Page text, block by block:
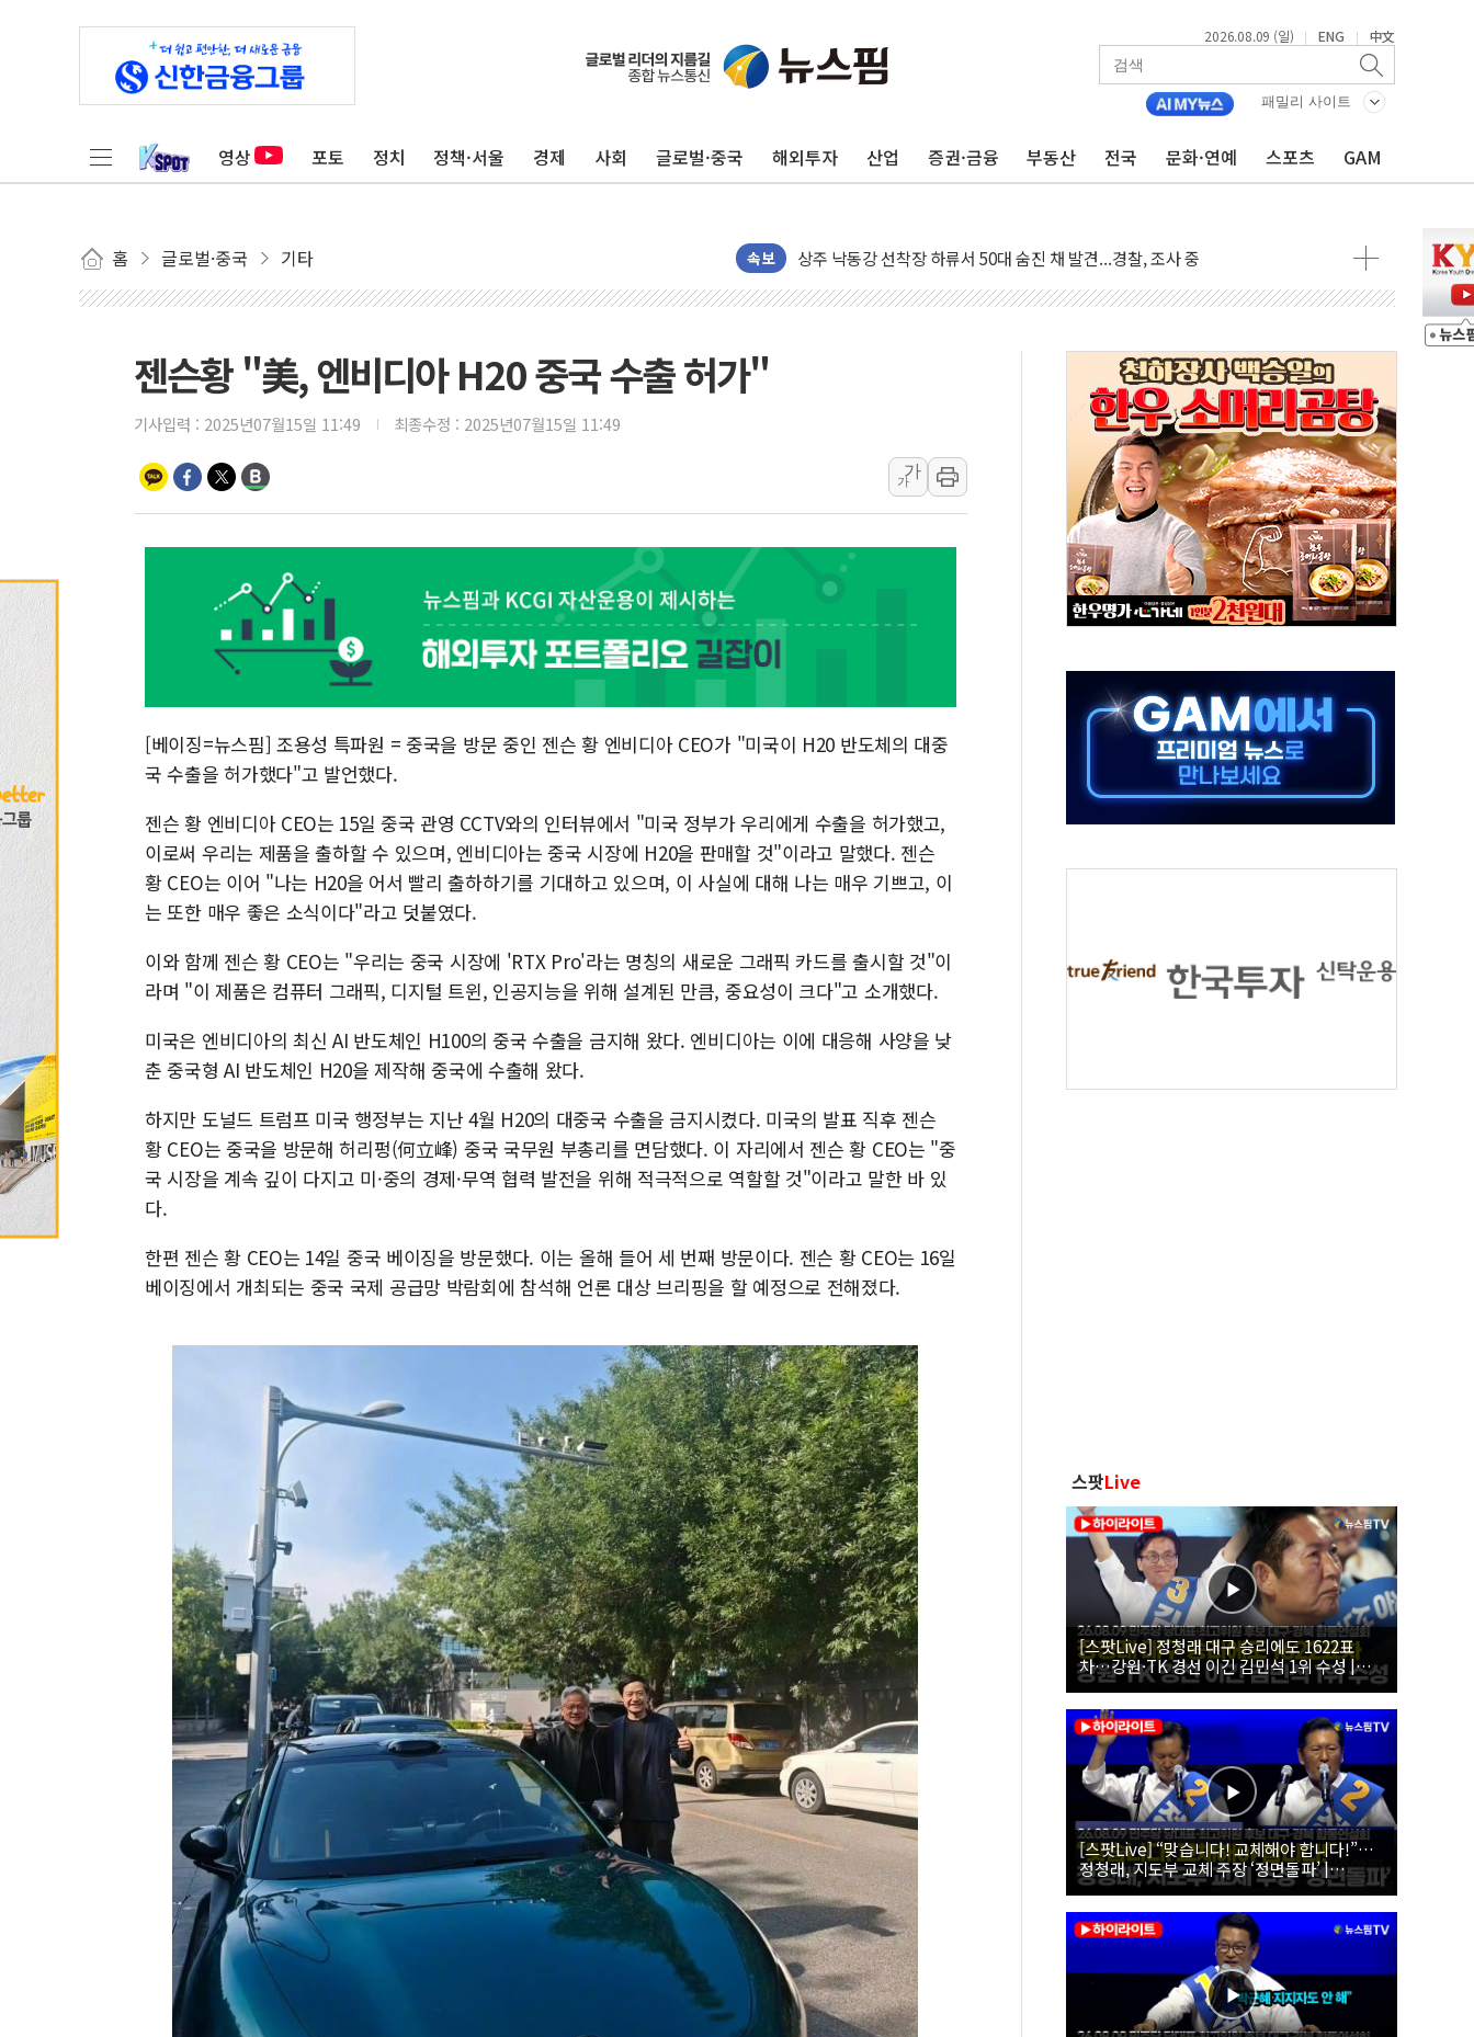
2026.08.09 (일) | ENG | 中文
패밀리 사이트
영상 포토 정치 정책·서울 경제 사회 글로벌·중국 해외투자 산업 증권·금융 부동산 전국 문화·연예 스포츠 GAM
홈 글로벌·중국 기타 속보
평택 진위면 공장서 질식사고 발생…작업자 1명 숨져
상주 낙동강 선착장 하류서 50대 숨진 채 발견...경찰, 조사 중
[종합] 김민석, 정청래에 누적 '1.48%p' 차 선두 유지...金 46.01% vs 鄭 44.53%
인천서 말다툼 중 어머니 살해 10대 구속…범행 후 반려견도 죽여
김민석, 강원·대구·경북 경선서 정청래에 승리…金 48.54% vs 鄭 44.40%
[속보] 민주, 강원·대구·경북 경선 결과...김민석 48.54% 정청래 44.40%
[속보] 민주, 경북 경선 결과 발표...김민석 47.37% 정청래 45.71% 송영길 6.92%
[속보] 민주, 대구 경선 결과 발표...정청래 47.82% 김민석 46.35% 송영길 5.83%
[속보] 민주, 강원 경선 결과 발표...김민석 50.30% 정청래 41.94% 송영길 7.76%
정재헌 CEO, SKT 장기고객 400명 맞이…"마음 잇는 시간 되길"
최태원, 노소영에 9440억 지급 확정되나…재상고 앞두고 막판 셈법
하나금융, 명동 소상공인에 '행복상자' 전달
병무청, 보충역 전면 손질… 예술·체육요원 최대 33% 감축
홈플러스發 대형마트 판매, 역대 최대폭 감소한 9.4%↓…유통업계 양극화 심화
윤준병·이해민 의원, '정부 특사'로 콜롬비아 대통령 취임식 참석
'호우·산사태 주의보' 울진 시간당 30mm 강한 비...호우 피해 없어
여야, 황희 '버스 하우스' 공방…野 "청년 우롱 기괴" vs 與 "송구한 해프닝"
젠슨황 "美, 엔비디아 H20 중국 수출 허가"
기사입력 : 2025년07월15일 11:49 최종수정 : 2025년07월15일 11:49
가
가
[베이징=뉴스핌] 조용성 특파원 = 중국을 방문 중인 젠슨 황 엔비디아 CEO가 "미국이 H20 반도체의 대중
국 수출을 허가했다"고 발언했다.
젠슨 황 엔비디아 CEO는 15일 중국 관영 CCTV와의 인터뷰에서 "미국 정부가 우리에게 수출을 허가했고,
이로써 우리는 제품을 출하할 수 있으며, 엔비디아는 중국 시장에 H20을 판매할 것"이라고 말했다. 젠슨
황 CEO는 이어 "나는 H20을 어서 빨리 출하하기를 기대하고 있으며, 이 사실에 대해 나는 매우 기쁘고, 이
는 또한 매우 좋은 소식이다"라고 덧붙였다.
이와 함께 젠슨 황 CEO는 "우리는 중국 시장에 'RTX Pro'라는 명칭의 새로운 그래픽 카드를 출시할 것"이
라며 "이 제품은 컴퓨터 그래픽, 디지털 트윈, 인공지능을 위해 설계된 만큼, 중요성이 크다"고 소개했다.
미국은 엔비디아의 최신 AI 반도체인 H100의 중국 수출을 금지해 왔다. 엔비디아는 이에 대응해 사양을 낮
춘 중국형 AI 반도체인 H20을 제작해 중국에 수출해 왔다.
하지만 도널드 트럼프 미국 행정부는 지난 4월 H20의 대중국 수출을 금지시켰다. 미국의 발표 직후 젠슨
황 CEO는 중국을 방문해 허리펑(何立峰) 중국 국무원 부총리를 면담했다. 이 자리에서 젠슨 황 CEO는 "중
국 시장을 계속 깊이 다지고 미·중의 경제·무역 협력 발전을 위해 적극적으로 역할할 것"이라고 말한 바 있
다.
한편 젠슨 황 CEO는 14일 중국 베이징을 방문했다. 이는 올해 들어 세 번째 방문이다. 젠슨 황 CEO는 16일
베이징에서 개최되는 중국 국제 공급망 박람회에 참석해 언론 대상 브리핑을 할 예정으로 전해졌다.
스팟Live
[스팟Live] 정청래 대구 승리에도 1622표
차…강원·TK 경선 이긴 김민석 1위 수성 |
26.08.09 더불어민주당 당대표·최고위원 후
보 대구·경북 합동연설회
[스팟Live] “맞습니다! 교체해야 합니다!”…
정청래, 지도부 교체 주장 ‘정면돌파’ |
26.08.09 더불어민주당 당대표·최고위원 후
보 대구·경북 합동연설회